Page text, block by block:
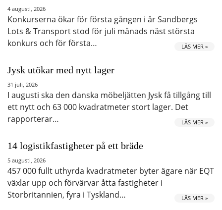
4 augusti, 2026
Konkurserna ökar för första gången i år Sandbergs
Lots & Transport stod för juli månads näst största
konkurs och för första…
LÄS MER »
Jysk utökar med nytt lager
31 juli, 2026
I augusti ska den danska möbeljätten Jysk få tillgång till
ett nytt och 63 000 kvadratmeter stort lager. Det
rapporterar…
LÄS MER »
14 logistikfastigheter på ett bräde
5 augusti, 2026
457 000 fullt uthyrda kvadratmeter byter ägare när EQT
växlar upp och förvärvar åtta fastigheter i
Storbritannien, fyra i Tyskland…
LÄS MER »